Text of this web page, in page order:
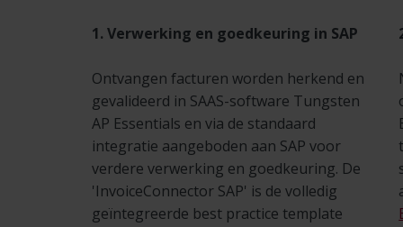
1. Verwerking en goedkeuring in SAP
Ontvangen facturen worden herkend en
gevalideerd in SAAS-software Tungsten
AP Essentials en via de standaard
integratie aangeboden aan SAP voor
verdere verwerking en goedkeuring. De
'InvoiceConnector SAP' is de volledig
geïntegreerde best practice template